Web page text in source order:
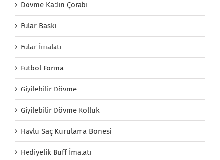
Dövme Kadın Çorabı
Fular Baskı
Fular İmalatı
Futbol Forma
Giyilebilir Dövme
Giyilebilir Dövme Kolluk
Havlu Saç Kurulama Bonesi
Hediyelik Buff İmalatı